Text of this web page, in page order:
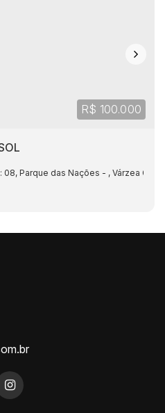
R$ 100.000
08, Parque das Nações , Várzea